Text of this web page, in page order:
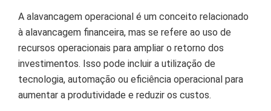
A alavancagem operacional é um conceito relacionado
à alavancagem financeira, mas se refere ao uso de
recursos operacionais para ampliar o retorno dos
investimentos. Isso pode incluir a utilização de
tecnologia, automação ou eficiência operacional para
aumentar a produtividade e reduzir os custos.